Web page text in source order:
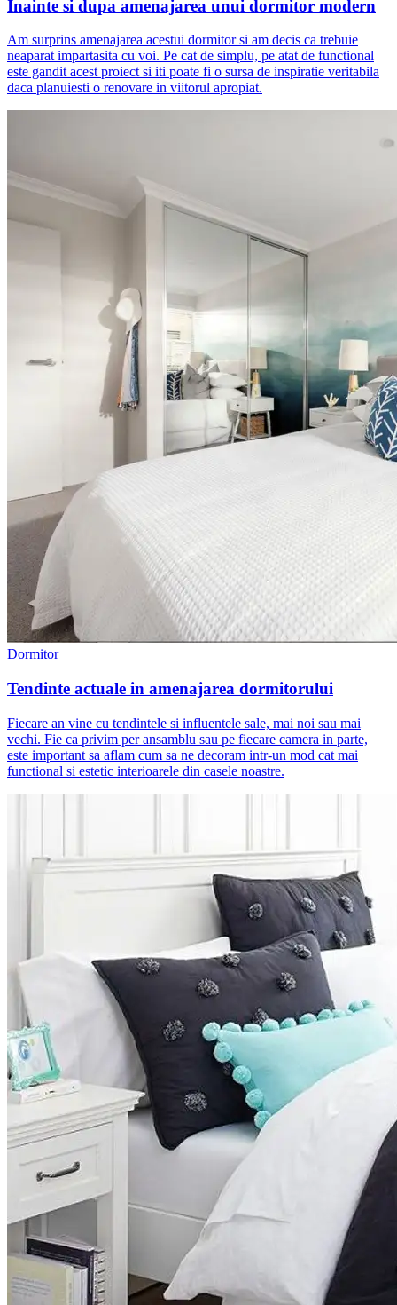
Inainte si dupa amenajarea unui dormitor modern
Am surprins amenajarea acestui dormitor si am decis ca trebuie
neaparat impartasita cu voi. Pe cat de simplu, pe atat de functional
este gandit acest proiect si iti poate fi o sursa de inspiratie veritabila
daca planuiesti o renovare in viitorul apropiat.
Dormitor
Tendinte actuale in amenajarea dormitorului
Fiecare an vine cu tendintele si influentele sale, mai noi sau mai
vechi. Fie ca privim per ansamblu sau pe fiecare camera in parte,
este important sa aflam cum sa ne decoram intr-un mod cat mai
functional si estetic interioarele din casele noastre.